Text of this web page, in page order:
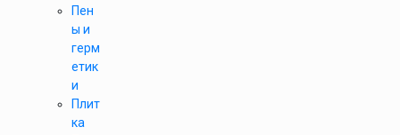
Пен
ы и
герм
етик
и
Плит
ка